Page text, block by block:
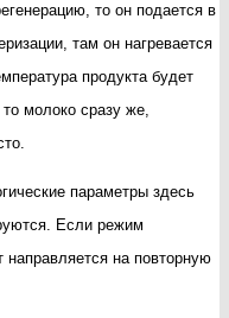
то он подается в
там он нагревается
продукта будет
молоко сразу же,
параметры здесь
Если режим
направляется на повторную